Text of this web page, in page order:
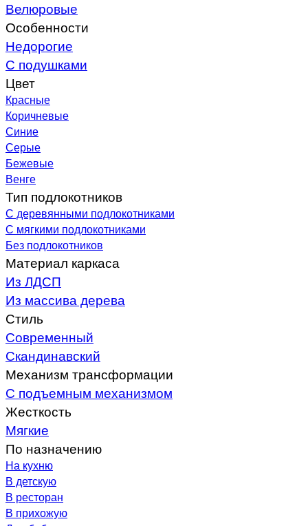
Велюровые
Особенности
Недорогие
С подушками
Цвет
Красные
Коричневые
Синие
Серые
Бежевые
Венге
Тип подлокотников
С деревянными подлокотниками
С мягкими подлокотниками
Без подлокотников
Материал каркаса
Из ЛДСП
Из массива дерева
Стиль
Современный
Скандинавский
Механизм трансформации
С подъемным механизмом
Жесткость
Мягкие
По назначению
На кухню
В детскую
В ресторан
В прихожую